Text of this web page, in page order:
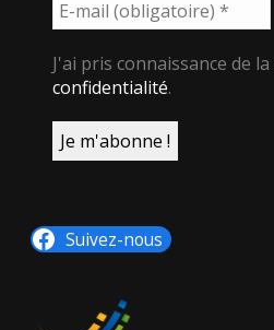
J'ai pris connaissance de la
confidentialité.
Suivez-nous